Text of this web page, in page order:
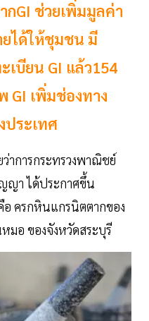
GI ช่วยเพิ่มมูลค่า
ได้ให้ชุมชน มี
บียน GI แล้ว154
GI เพิ่มช่องทาง
ประเทศ
าการกระทรวงพาณิชย์
ญา ได้ประกาศขึ้น
อ ครกหินแกรนิตตากของ
มอ ของจังหวัดสระบุรี